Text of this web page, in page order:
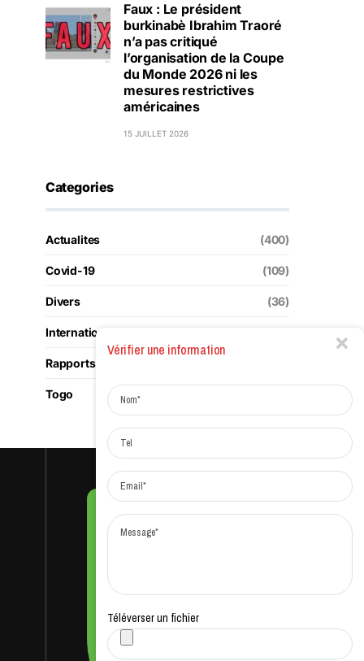
Faux : Le président
burkinabè Ibrahim Traoré
n’a pas critiqué
l’organisation de la Coupe
du Monde 2026 ni les
mesures restrictives
américaines
15 JUILLET 2026
Categories
Actualites (400)
Covid-19 (109)
Divers (36)
International
Rapports
Togo
Vérifier une information
Téléverser un fichier